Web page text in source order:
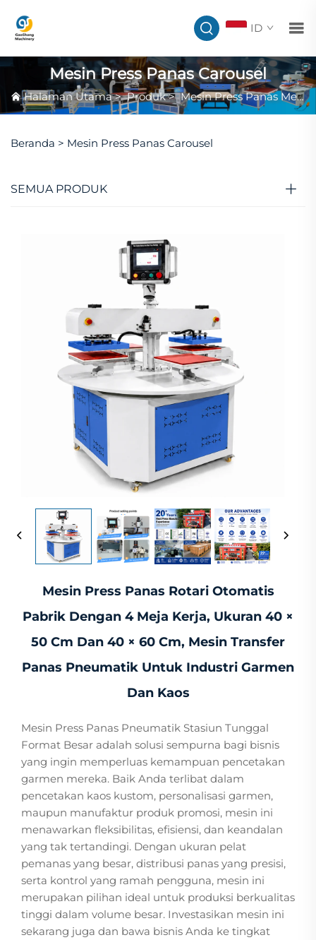
ID
Mesin Press Panas Carousel
Halaman Utama>Produk>Mesin Press Panas Meja Datar
Beranda > Mesin Press Panas Carousel
SEMUA PRODUK
Mesin Press Panas Rotari Otomatis
Pabrik Dengan 4 Meja Kerja, Ukuran 40 ×
50 Cm Dan 40 × 60 Cm, Mesin Transfer
Panas Pneumatik Untuk Industri Garmen
Dan Kaos
Mesin Press Panas Pneumatik Stasiun Tunggal
Format Besar adalah solusi sempurna bagi bisnis
yang ingin memperluas kemampuan pencetakan
garmen mereka. Baik Anda terlibat dalam
pencetakan kaos kustom, personalisasi garmen,
maupun manufaktur produk promosi, mesin ini
menawarkan fleksibilitas, efisiensi, dan keandalan
yang tak tertandingi. Dengan ukuran pelat
pemanas yang besar, distribusi panas yang presisi,
serta kontrol yang ramah pengguna, mesin ini
merupakan pilihan ideal untuk produksi berkualitas
tinggi dalam volume besar. Investasikan mesin ini
sekarang juga dan bawa bisnis Anda ke tingkat